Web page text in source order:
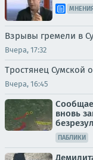
Взрывы гремели в
Вчера, 17:32
Тростянец
Вчера, 16:45
вновь
ПАБЛИКИ